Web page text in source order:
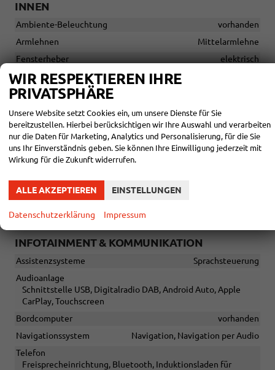
INNEN
Ambiente-Beleuchtung
vorhanden
Armlehnen
Mittelarmlehne
Fensterheber
elektrisch
Gepäckraumabtrennung
Klimatisierung
Klimaautomatik, 3-Zonen-Klimaautomatik
Lenkrad
in Leder, höhenverstellbar, mit Multifunktionen, mit
Lenkradheizung, mit Schaltwippen
Sitze
Isofix (Kindersitzbefestigung), Rücksitzbank hinten geteilt,
Sitze: Lordosenstütze
INFOTAINMENT & KOMMUNIKATION
Assistenzsysteme
Sprachsteuerung
Audioanlage
Schnittstelle USB, Digitalradio DAB, Android Auto, Apple
CarPlay, Touchscreen
Bordcomputer
vorhanden
Navigationssystem
Navigation, Navigation per Audio
Telefon
Freisprecheinrichtung, Bluetooth, Induktionsladen für
WIR RESPEKTIEREN IHRE
PRIVATSPHÄRE
Unsere Website setzt Cookies ein, um unsere Dienste für Sie
bereitzustellen. Hierbei berücksichtigen wir Ihre Auswahl und verarbeiten
nur die Daten für Marketing, Analytics und Personalisierung, für die Sie
uns Ihr Einverständnis geben. Sie können Ihre Einwilligung jederzeit mit
Wirkung für die Zukunft widerrufen.
ALLE AKZEPTIEREN EINSTELLUNGEN
Datenschutzerklärung Impressum